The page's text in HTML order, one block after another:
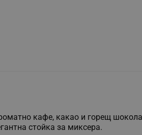
кафе, какао и горещ
стойка за миксера.